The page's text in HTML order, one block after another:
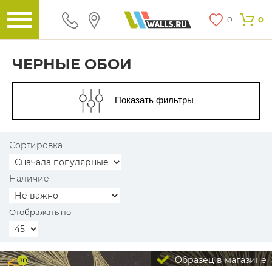
0 0
ЧЕРНЫЕ ОБОИ
Показать фильтры
Сортировка
Наличие
Отображать по
Образец в магазине